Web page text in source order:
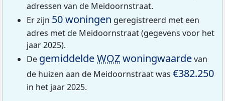
adressen van de Meidoornstraat.
Er zijn 50 woningen geregistreerd met een
adres met de Meidoornstraat (gegevens voor het
jaar 2025).
De gemiddeldeWOZwoningwaardevan
de huizen aan de Meidoornstraat was €382.250
in het jaar 2025.